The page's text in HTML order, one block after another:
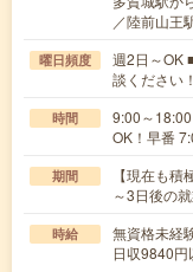
／陸前山王
曜日頻度
週2日～OK
談ください！
時間
9:00～
OK！早番
期間
【現在も
～3日後の
時給
無資格未
日収9840円